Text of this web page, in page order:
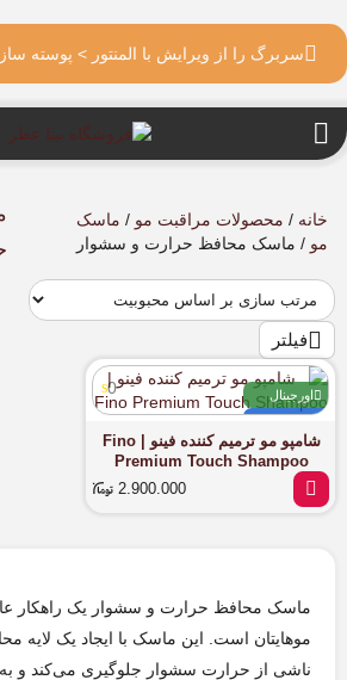
سربرگ را از ویرایش با المنتور > پوسته ساز
خانه / محصولات مراقبت مو / ماسک
مو / ماسک محافظ حرارت و سشوار
فیلتر
اورجینال
0
شامپو مو ترمیم کننده فینو | Fino
Premium Touch Shampoo
2.900.000
ماسک محافظ حرارت و سشوار یک راهکار
موهایتان است. این ماسک با ایجاد یک لایه
ناشی از حرارت سشوار جلوگیری می‌کند و